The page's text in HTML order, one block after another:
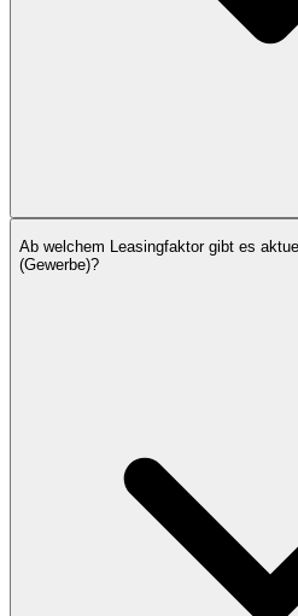
Ab welchem Leasingfaktor gibt es
(Gewerbe)?